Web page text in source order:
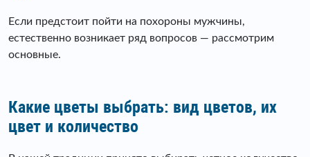
Если предстоит пойти на похороны мужчины,
естественно возникает ряд вопросов — рассмотрим
основные.
Какие цветы выбрать: вид цветов, их
цвет и количество